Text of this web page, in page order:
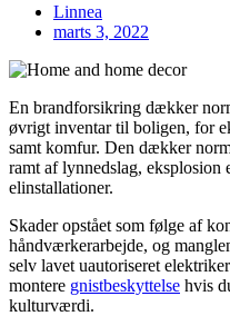
Linnea
marts 3, 2022
En brandforsikring dækker
øvrigt inventar til boligen, for
samt komfur. Den dækker
ramt af lynnedslag, eksplosion
elinstallationer.
Skader opstået som følge af
håndværkerarbejde, og
selv lavet uautoriseret
montere gnistbeskyttelse hvis
kulturværdi.